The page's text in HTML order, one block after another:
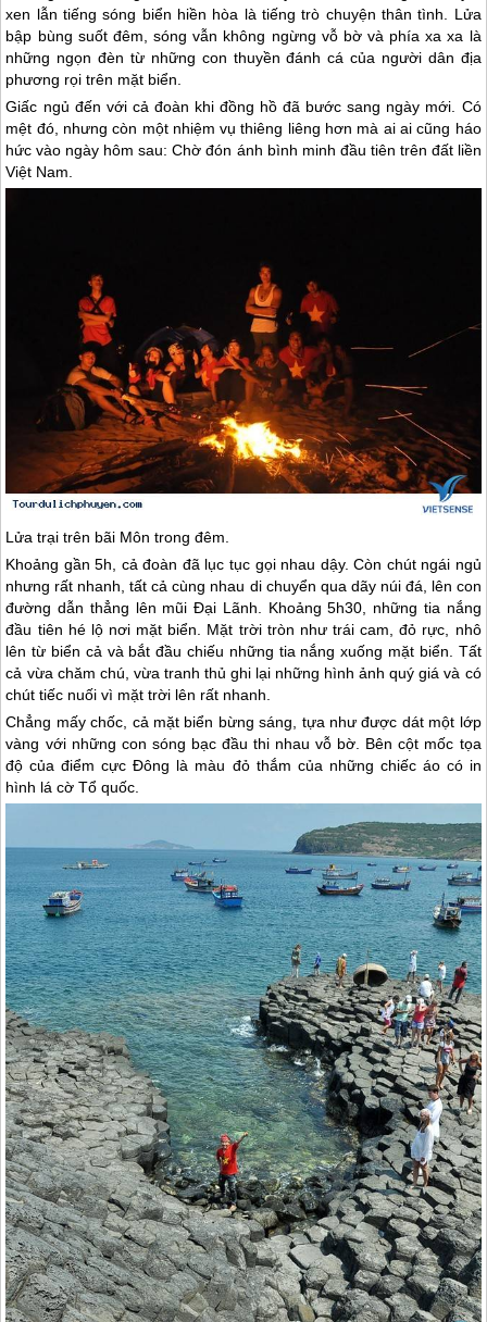
xen lẫn tiếng sóng biển hiền hòa là tiếng trò chuyện thân tình. Lửa
bập bùng suốt đêm, sóng vẫn không ngừng vỗ bờ và phía xa xa là
những ngọn đèn từ những con thuyền đánh cá của người dân địa
phương rọi trên mặt biển.
Giấc ngủ đến với cả đoàn khi đồng hồ đã bước sang ngày mới. Có
mệt đó, nhưng còn một nhiệm vụ thiêng liêng hơn mà ai ai cũng háo
hức vào ngày hôm sau: Chờ đón ánh bình minh đầu tiên trên đất liền
Việt Nam.
Lửa trại trên bãi Môn trong đêm.
Khoảng gần 5h, cả đoàn đã lục tục gọi nhau dậy. Còn chút ngái ngủ
nhưng rất nhanh, tất cả cùng nhau di chuyển qua dãy núi đá, lên con
đường dẫn thẳng lên mũi Đại Lãnh. Khoảng 5h30, những tia nắng
đầu tiên hé lộ nơi mặt biển. Mặt trời tròn như trái cam, đỏ rực, nhô
lên từ biển cả và bắt đầu chiếu những tia nắng xuống mặt biển. Tất
cả vừa chăm chú, vừa tranh thủ ghi lại những hình ảnh quý giá và có
chút tiếc nuối vì mặt trời lên rất nhanh.
Chẳng mấy chốc, cả mặt biển bừng sáng, tựa như được dát một lớp
vàng với những con sóng bạc đầu thi nhau vỗ bờ. Bên cột mốc tọa
độ của điểm cực Đông là màu đỏ thắm của những chiếc áo có in
hình lá cờ Tổ quốc.